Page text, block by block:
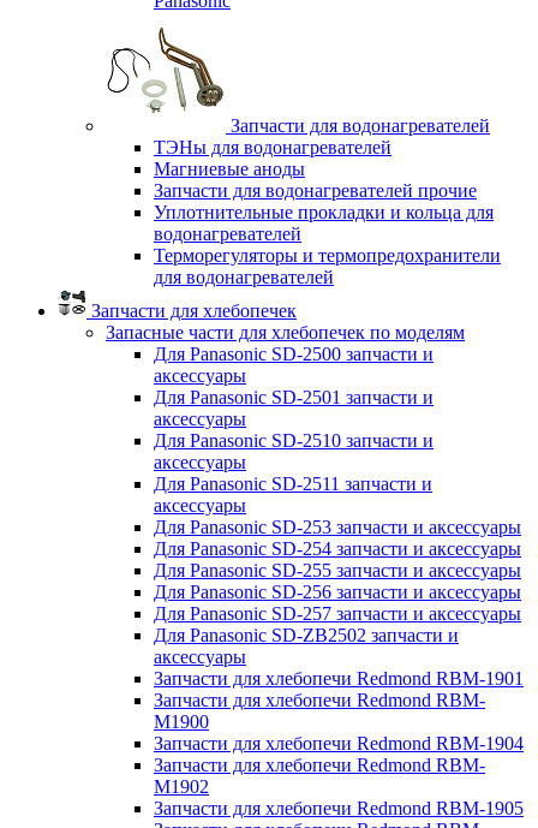
Запчасти для водонагревателей
ТЭНы для водонагревателей
Магниевые аноды
Запчасти для водонагревателей прочие
Уплотнительные прокладки и кольца для
водонагревателей
Терморегуляторы и термопредохранители
для водонагревателей
Запчасти для хлебопечек
Запасные части для хлебопечек по моделям
Для Panasonic SD-2500 запчасти и
аксессуары
Для Panasonic SD-2501 запчасти и
аксессуары
Для Panasonic SD-2510 запчасти и
аксессуары
Для Panasonic SD-2511 запчасти и
аксессуары
Для Panasonic SD-253 запчасти и аксессуары
Для Panasonic SD-254 запчасти и аксессуары
Для Panasonic SD-255 запчасти и аксессуары
Для Panasonic SD-256 запчасти и аксессуары
Для Panasonic SD-257 запчасти и аксессуары
Для Panasonic SD-ZB2502 запчасти и
аксессуары
Запчасти для хлебопечи Redmond RBM-1901
Запчасти для хлебопечи Redmond RBM-
M1900
Запчасти для хлебопечи Redmond RBM-1904
Запчасти для хлебопечи Redmond RBM-
M1902
Запчасти для хлебопечи Redmond RBM-1905